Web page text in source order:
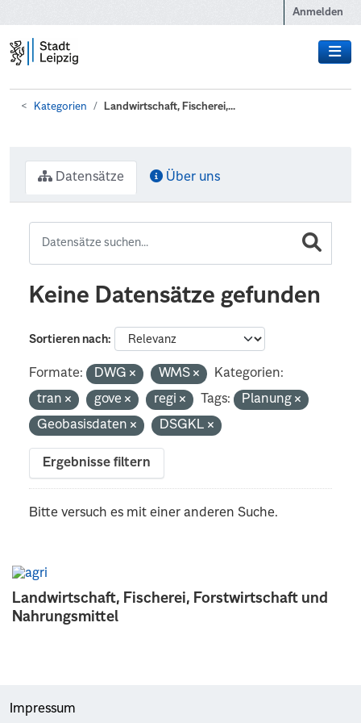
Anmelden
Kategorien Landwirtschaft, Fischerei,...
Landwirtschaft, Fischerei, Forstwirtschaft und
Nahrungsmittel
Datensätze Über uns
Keine Datensätze gefunden
Sortieren nach
Formate: DWG WMS
Kategorien:
tran
gove regi Tags:
Planung
Geobasisdaten
DSGKL
Ergebnisse filtern
Bitte versuch es mit einer anderen Suche.
Impressum